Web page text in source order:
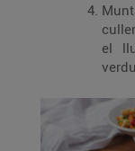
el